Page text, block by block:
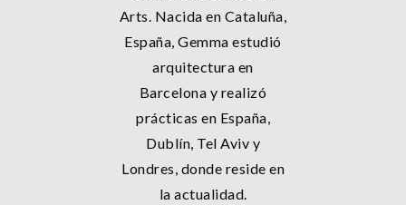
Arts. Nacida en Cataluña,
España, Gemma estudió
arquitectura en
Barcelona y realizó
prácticas en España,
Dublín, Tel Aviv y
Londres, donde reside en
la actualidad.